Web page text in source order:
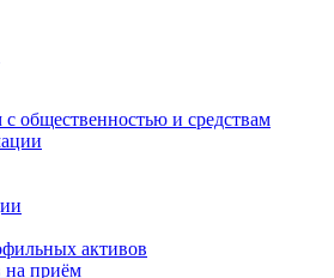
общественностью и средствам
активов
на приём